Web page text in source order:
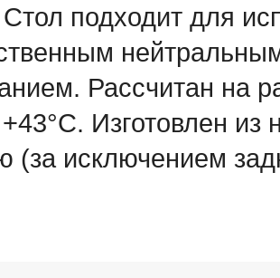
Стол подходит для
Рассчитан на
Изготовлен
(за исключением